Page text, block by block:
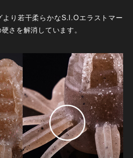
り若干柔らかなS.I.Oエラストマー
さを解消しています。